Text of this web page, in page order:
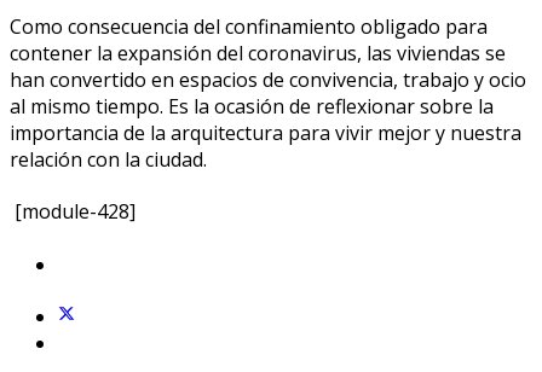
Como consecuencia del confinamiento obligado para
contener la expansión del coronavirus, las viviendas se
han convertido en espacios de convivencia, trabajo y ocio
al mismo tiempo. Es la ocasión de reflexionar sobre la
importancia de la arquitectura para vivir mejor y nuestra
relación con la ciudad.
[module-428]